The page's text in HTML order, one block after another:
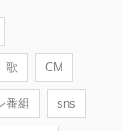
歌 CM
番組 sns